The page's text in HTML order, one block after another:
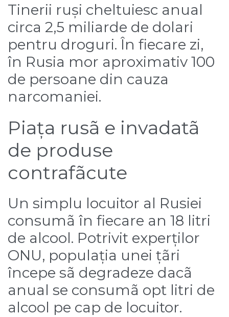
Tinerii ruși cheltuiesc anual
circa 2,5 miliarde de dolari
pentru droguri. În fiecare zi,
în Rusia mor aproximativ 100
de persoane din cauza
narcomaniei.
Piața rusã e invadatã
de produse
contrafãcute
Un simplu locuitor al Rusiei
consumã în fiecare an 18 litri
de alcool. Potrivit experților
ONU, populația unei țãri
începe sã degradeze dacã
anual se consumã opt litri de
alcool pe cap de locuitor.